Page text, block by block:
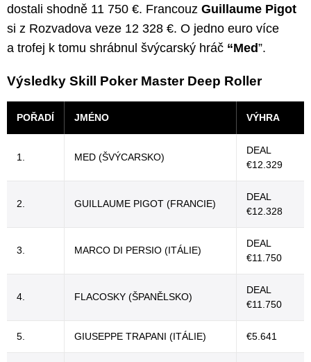
dostali shodně 11 750 €. Francouz Guillaume Pigot
si z Rozvadova veze 12 328 €. O jedno euro více
a trofej k tomu shrábnul švýcarský hráč “Med”.
Výsledky Skill Poker Master Deep Roller
POŘADÍ JMÉNO VÝHRA
1. MED (ŠVÝCARSKO)
DEAL
€12.329
2. GUILLAUME PIGOT (FRANCIE)
DEAL
€12.328
3. MARCO DI PERSIO (ITÁLIE)
DEAL
€11.750
4. FLACOSKY (ŠPANĚLSKO)
DEAL
€11.750
5. GIUSEPPE TRAPANI (ITÁLIE) €5.641